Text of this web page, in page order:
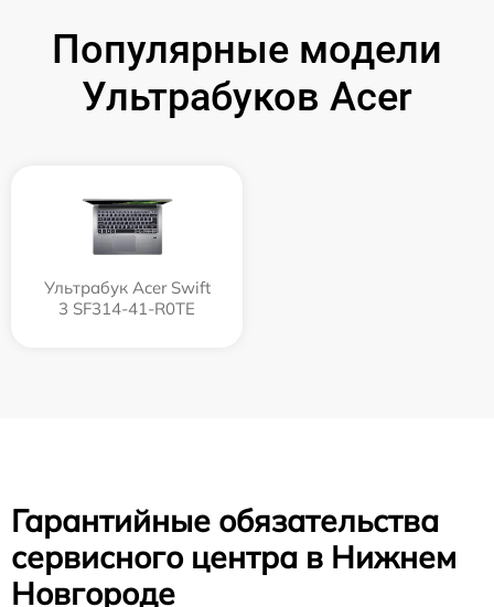
Популярные модели
Ультрабуков Acer
Ультрабук Acer Swift
3 SF314-41-R0TE
Гарантийные обязательства
сервисного центра в Нижнем
Новгороде